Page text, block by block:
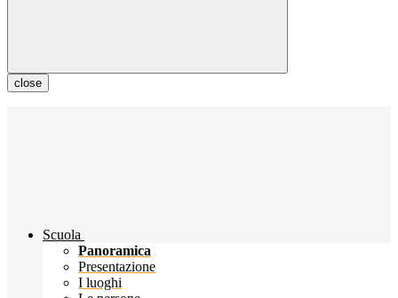
close
Scuola
Panoramica
Presentazione
I luoghi